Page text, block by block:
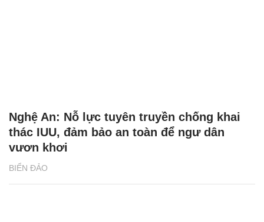
BIỂN ĐẢO
Nghệ An: Nỗ lực tuyên truyền chống khai
thác IUU, đảm bảo an toàn để ngư dân
vươn khơi